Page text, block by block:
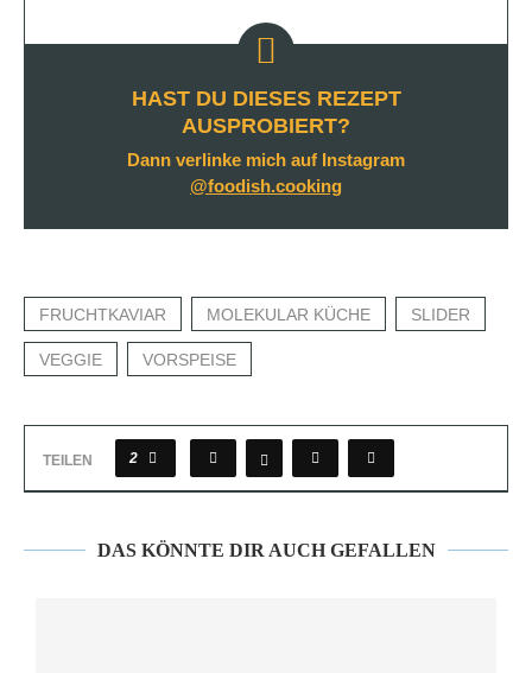
HAST DU DIESES REZEPT
AUSPROBIERT?
Dann verlinke mich auf Instagram
@foodish.cooking
FRUCHTKAVIAR MOLEKULAR KÜCHE SLIDER
VEGGIE VORSPEISE
TEILEN 2
DAS KÖNNTE DIR AUCH GEFALLEN